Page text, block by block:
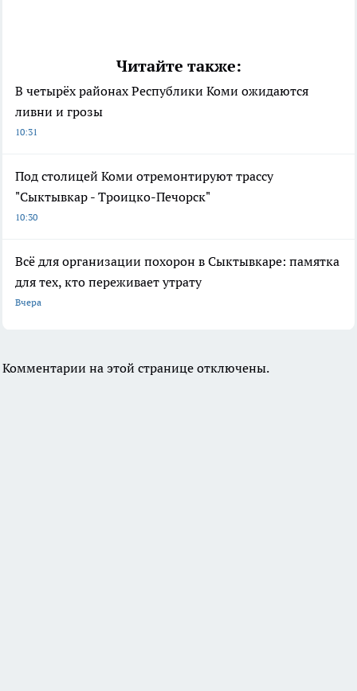
Читайте также:
В четырёх районах Республики Коми ожидаются
ливни и грозы
10:31
Под столицей Коми отремонтируют трассу
"Сыктывкар - Троицко-Печорск"
10:30
Всё для организации похорон в Сыктывкаре: памятка
для тех, кто переживает утрату
Вчера
Комментарии на этой странице отключены.